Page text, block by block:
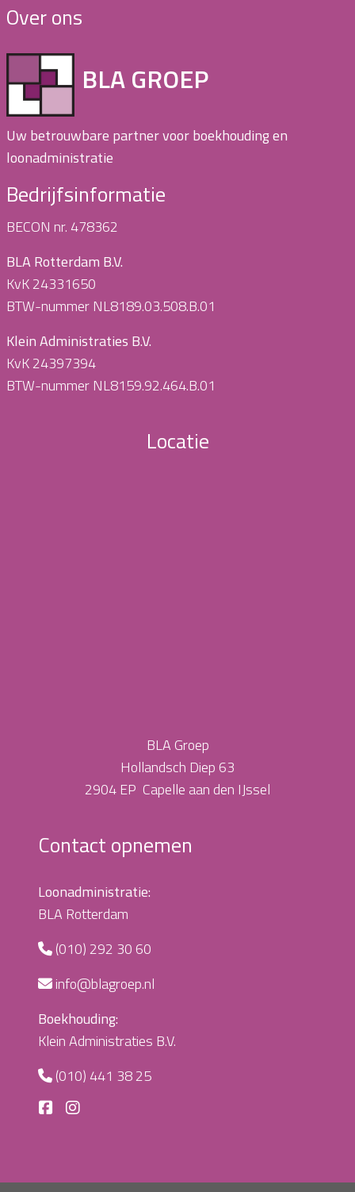
Over ons
BLA GROEP
Uw betrouwbare partner voor boekhouding en
loonadministratie
Bedrijfsinformatie
BECON nr. 478362
BLA Rotterdam B.V.
KvK 24331650
BTW-nummer NL8189.03.508.B.01
Klein Administraties B.V.
KvK 24397394
BTW-nummer NL8159.92.464.B.01
Locatie
BLA Groep
Hollandsch Diep 63
2904 EP Capelle aan den IJssel
Contact opnemen
Loonadministratie:
BLA Rotterdam
(010) 292 30 60
info@blagroep.nl
Boekhouding:
Klein Administraties B.V.
(010) 441 38 25